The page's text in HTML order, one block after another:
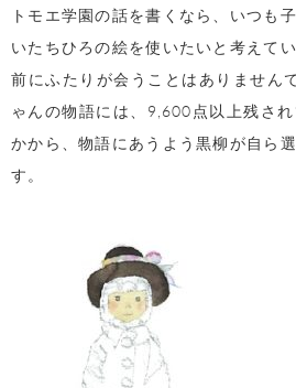
トモエ学園の話を書くなら、いつも
いたちひろの絵を使いたいと考えて
前にふたりが会うことはありません
ゃんの物語には、9,600点以上残さ
かから、物語にあうよう黒柳が自ら
す。